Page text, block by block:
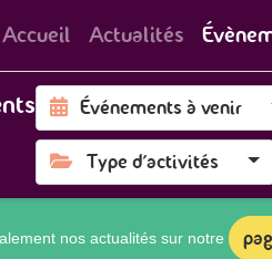
Accueil Actualités
Événements à venir
Type d'activités
nos actualités sur notre